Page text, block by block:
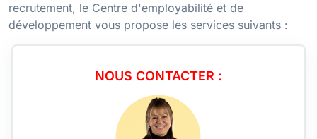
recrutement, le Centre d'employabilité et de
développement vous propose les services suivants :
NOUS CONTACTER :